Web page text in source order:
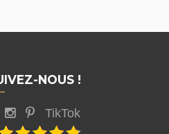
NOUS !
TikTok